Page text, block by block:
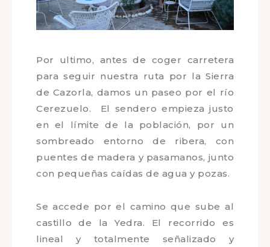
Por ultimo, antes de coger carretera
para seguir nuestra ruta por la Sierra
de Cazorla, damos un paseo por el
río Cerezuelo. El sendero empieza
justo en el límite de la población, por
un sombreado entorno de ribera, con
puentes de madera y pasamanos,
pozas.
Se accede por el camino que sube al